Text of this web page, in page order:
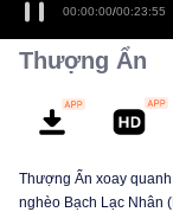
00:00:00/00:23:55
Thượng Ẩn
Thượng Ẩn xoay
nghèo Bạch Lạc Nhân